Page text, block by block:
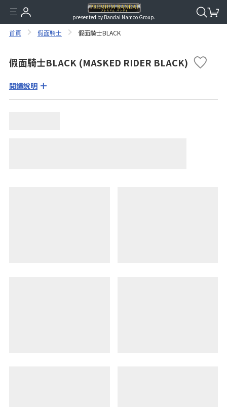
presented by Bandai Namco Group.
首頁 假面騎士 假面騎士BLACK
假面騎士BLACK (MASKED RIDER BLACK)
閱讀說明